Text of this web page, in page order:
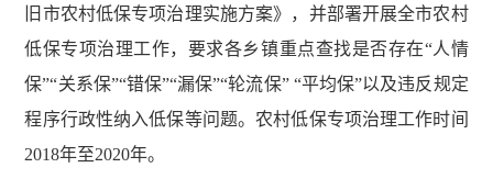
旧市农村低保专项治理实施方案》，并部署开展全市农村
低保专项治理工作，要求各乡镇重点查找是否存在“人情
保”“关系保”“错保”“漏保”“轮流保” “平均保”以及违反规定
程序行政性纳入低保等问题。农村低保专项治理工作时间
2018年至2020年。